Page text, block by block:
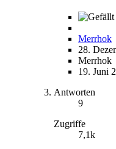
Merrhok
28.
Merrhok
19. Juni
Antworten
9
Zugriffe
7,1k